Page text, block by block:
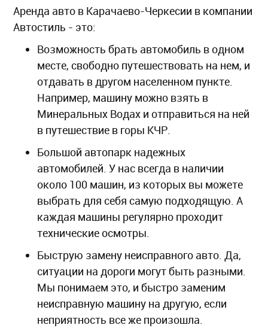
Аренда авто в Карачаево-Черкесии в компании
Автостиль - это:
Возможность брать автомобиль в одном
месте, свободно путешествовать на нем, и
отдавать в другом населенном пункте.
Например, машину можно взять в
Минеральных Водах и отправиться на ней
в путешествие в горы КЧР.
Большой автопарк надежных
автомобилей. У нас всегда в наличии
около 100 машин, из которых вы можете
выбрать для себя самую подходящую. А
каждая машины регулярно проходит
технические осмотры.
Быструю замену неисправного авто. Да,
ситуации на дороги могут быть разными.
Мы понимаем это, и быстро заменим
неисправную машину на другую, если
неприятность все же произошла.